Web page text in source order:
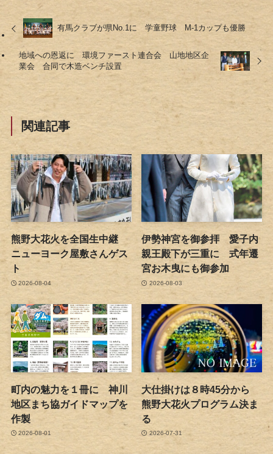
有馬クラブが県No.1に 学童野球 M-1カップも優勝
地域への恩返に 環境ファースト連合会 山地地区企
業会 合同で木造ベンチ設置
関連記事
熊野大花火を全国生中継
ニューヨーク屋敷さんゲス
ト
2026-08-04
伊勢神宮を御参拝 愛子内
親王殿下が三重に 式年遷
宮お木曳にも御参加
2026-08-03
町内の魅力を１冊に 神川
地区まち協ガイドマップを
作製
2026-08-01
大仕掛けは８時45分から
熊野大花火プログラム決ま
る
2026-07-31